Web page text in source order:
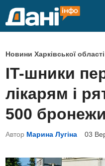
P
o
s
t
e
d
i
Новини Харківської області
IT-шники
лікарям і
500
Автор Марина Лугіна 03